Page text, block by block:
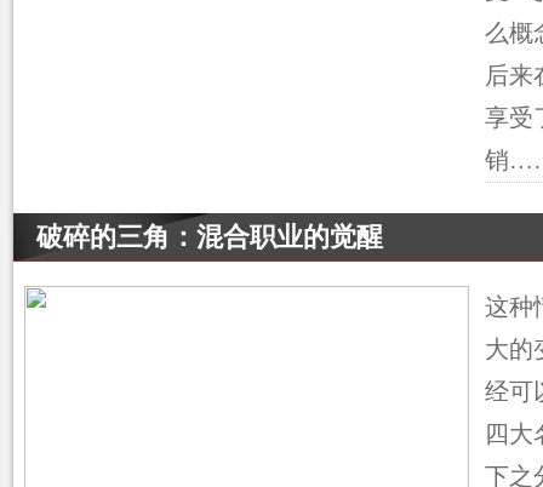
么概
后来
享受
销
破碎的三角：混合职业的觉醒
这种
大的
经可
四
下之